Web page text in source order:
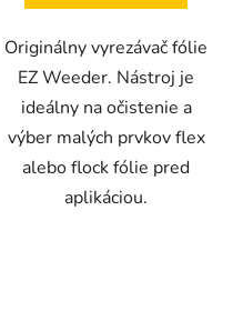
Originálny vyrezávač fólie
EZ Weeder. Nástroj je
ideálny na očistenie a
výber malých prvkov flex
alebo flock fólie pred
aplikáciou.